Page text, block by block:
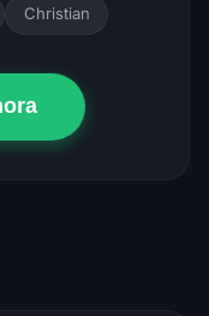
Christian